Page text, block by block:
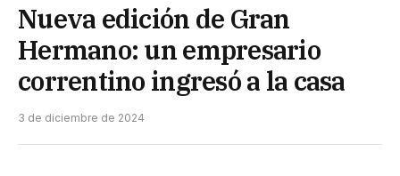
Nueva edición de Gran
Hermano: un empresario
correntino ingresó a la casa
3 de diciembre de 2024